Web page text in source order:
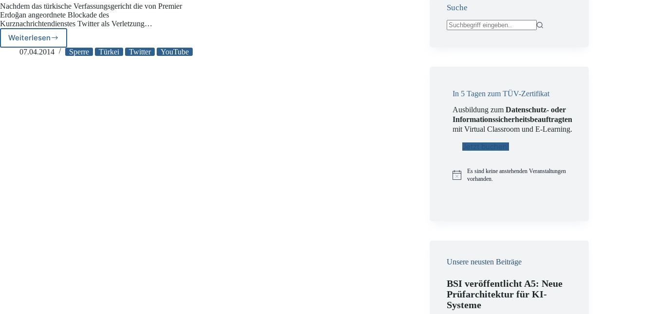
Nachdem das türkische Verfassungsgericht die von Premier
Erdoğan angeordnete Blockade des
Kurznachrichtendienstes Twitter als Verletzung…
Weiterlesen
Türkei:
Twittern
07.04.2014 Sperre Türkei Twitter YouTube
Suche
In 5 Tagen zum TÜV-Zertifikat
Ausbildung zumDatenschutz- oder
Informationssicherheitsbeauftragten
mit Virtual Classroom und E-Learning.
Jetzt buchen!
H
Es sind keine anstehenden Veranstaltungen
vorhanden.
Unsere neusten Beiträge
BSI veröffentlicht A5: Neue
Prüfarchitektur für KI-
Systeme